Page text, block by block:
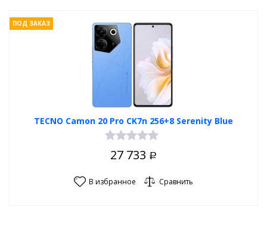
TECNO Camon 20 Pro CK7n 256+8 Serenity Blue
ПОД ЗАКАЗ
27 733 Р
В избранное Сравнить